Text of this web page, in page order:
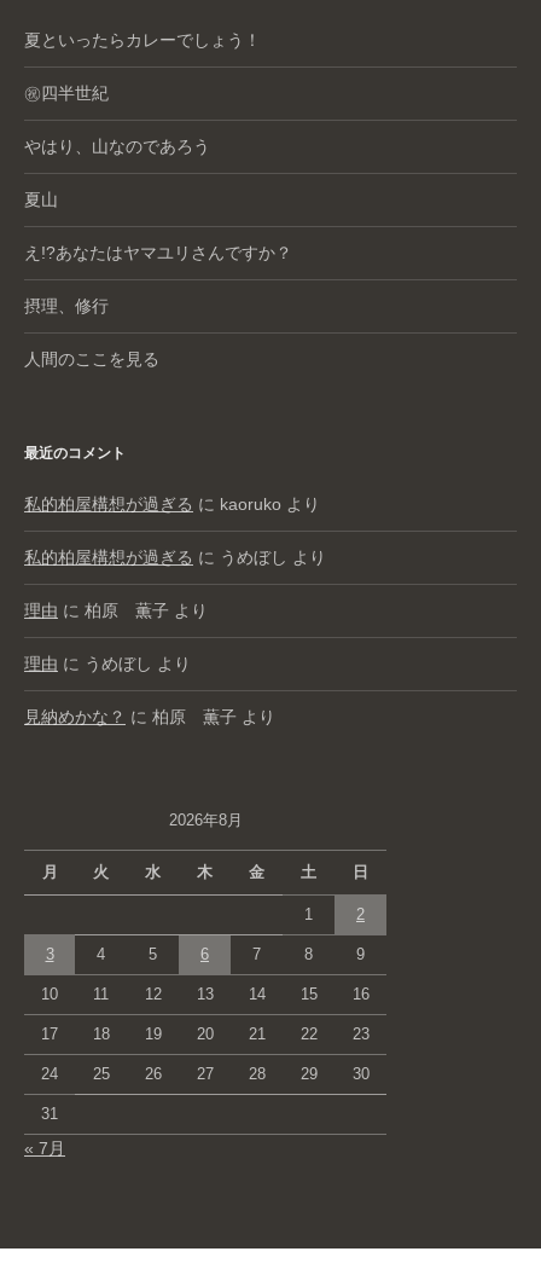
夏といったらカレーでしょう！
㊗️四半世紀
やはり、山なのであろう
夏山
え!?あなたはヤマユリさんですか？
摂理、修行
人間のここを見る
最近のコメント
私的柏屋構想が過ぎる に kaoruko より
私的柏屋構想が過ぎる に うめぼし より
理由 に 柏原 薫子 より
理由 に うめぼし より
見納めかな？ に 柏原 薫子 より
2026年8月
月 火 水 木 金 土 日
1 2
3 4 5 6 7 8 9
10 11 12 13 14 15 16
17 18 19 20 21 22 23
24 25 26 27 28 29 30
31
« 7月